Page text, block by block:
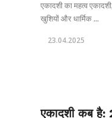
एकादशी का महत्व
खुशियों और धार्मिक ...
23.04.2025
एकादशी कब है: